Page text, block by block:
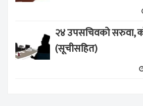
२४ उपसचिवको सरुवा,
(सूचीसहित)